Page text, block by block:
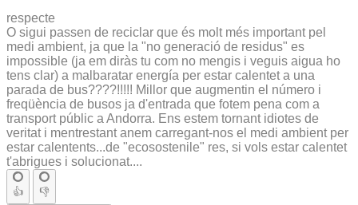
respecte
O sigui passen de reciclar que és molt més important pel
medi ambient, ja que la "no generació de residus" es
impossible (ja em diràs tu com no mengis i veguis aigua ho
tens clar) a malbaratar energía per estar calentet a una
parada de bus????!!!!! Millor que augmentin el número i
freqüència de busos ja d'entrada que fotem pena com a
transport públic a Andorra. Ens estem tornant idiotes de
veritat i mentrestant anem carregant-nos el medi ambient per
estar calentents...de "ecosostenile" res, si vols estar calentet
t'abrigues i solucionat....
👍 👎